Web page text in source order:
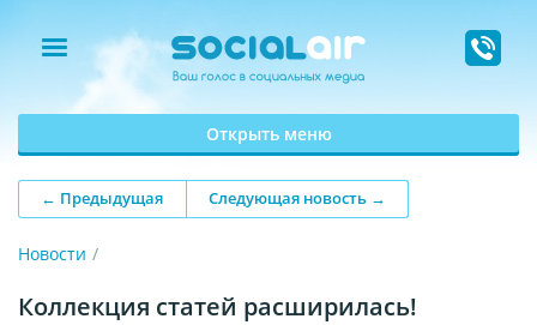
Открыть меню
← Предыдущая Следующая новость →
Новости
Коллекция статей расширилась!